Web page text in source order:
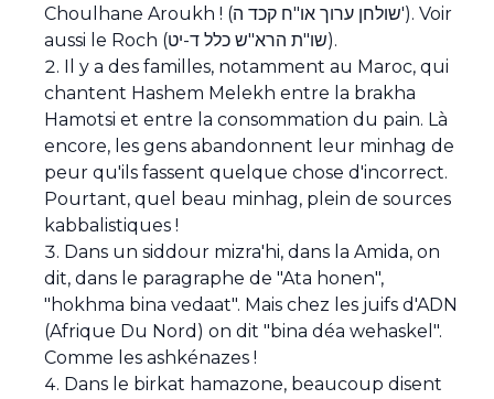
Choulhane Aroukh ! (שולחן ערוך או"ח קכד ה'). Voir
aussi le Roch (שו"ת הרא"ש כלל ד-יט).
Il y a des familles, notamment au Maroc, qui
chantent Hashem Melekh entre la brakha
Hamotsi et entre la consommation du pain. Là
encore, les gens abandonnent leur minhag de
peur qu'ils fassent quelque chose d'incorrect.
Pourtant, quel beau minhag, plein de sources
kabbalistiques !
Dans un siddour mizra'hi, dans la Amida, on
dit, dans le paragraphe de "Ata honen",
"hokhma bina vedaat". Mais chez les juifs d'ADN
(Afrique Du Nord) on dit "bina déa wehaskel".
Comme les ashkénazes !
Dans le birkat hamazone, beaucoup disent